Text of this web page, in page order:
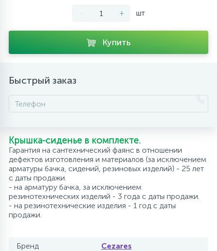
Напольные смесители
- + шт
Купить
Быстрый заказ
Крышка-сиденье в комплекте.
Гарантия на сантехнический фаянс в отношении
дефектов изготовления и материалов (за исключением
арматуры бачка, сидений, резиновых изделий) - 25 лет
с даты продажи.
- на арматуру бачка, за исключением
резинотехнических изделий - 3 года с даты продажи.
- на резинотехнические изделия - 1 год с даты
продажи.
Бренд Cezares